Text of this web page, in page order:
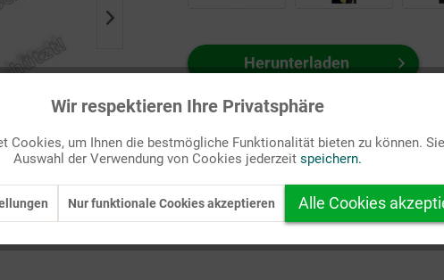
Herunterladen
Auf Ihren Merkzettel setzen
Wir respektieren Ihre Privatsphäre
Cookies, um Ihnen die bestmögliche Funktionalität bieten zu können.
Auswahl der Verwendung von Cookies jederzeit speichern.
Nur funktionale Cookies akzeptieren Alle Cookies